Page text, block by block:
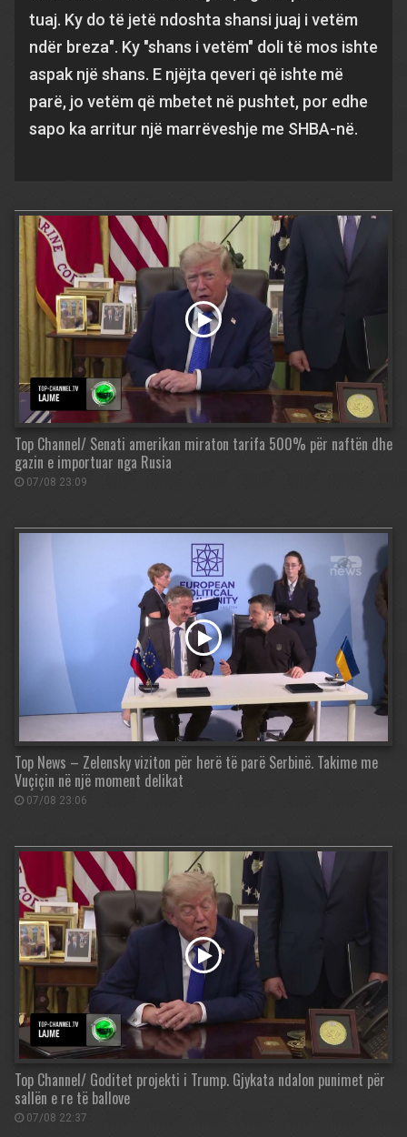
tuaj. Ky do të jetë ndoshta shansi juaj i vetëm
ndër breza". Ky "shans i vetëm" doli të mos ishte
aspak një shans. E njëjta qeveri që ishte më
parë, jo vetëm që mbetet në pushtet, por edhe
sapo ka arritur një marrëveshje me SHBA-në.
Top Channel/ Senati amerikan miraton tarifa 500% për naftën dhe
gazin e importuar nga Rusia
07/08 23:09
Top News – Zelensky viziton për herë të parë Serbinë. Takime me
Vuçiçin në një moment delikat
07/08 23:06
Top Channel/ Goditet projekti i Trump. Gjykata ndalon punimet për
sallën e re të ballove
07/08 22:37